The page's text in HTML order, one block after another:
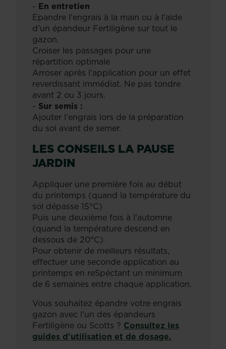
- En entretien
Epandre l'engrais à la main ou à l'aide
d'un épandeur Fertiligène sur tout le
gazon.
Croiser les passages pour une
répartition optimale
Arroser après l'application pour un effet
reverdissant immédiat. Ne pas tondre
avant 2 ou 3 jours.
- Sur semis :
Ajouter l'engrais lors de la préparation
du sol avant de semer.
LES CONSEILS LA PAUSE
JARDIN
Appliquer une première fois au début
du printemps (quand la température du
sol dépasse 15°C)
Puis une deuxième fois à l'automne
(quand la température descend en
dessous de 20°C)
Pour obtenir de meilleurs résultats,
effectuer une seconde application au
printemps en reSpéctant un minimum
de 6 semaines entre chaque application.
Vous souhaitez épandre votre engrais
gazon avec l'un des épandeurs
Fertiligène ou Scotts ? Consultez les
guides d'utilisation et de dosage.